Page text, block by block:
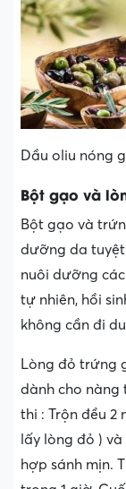
Dầu oliu nóng
Bột gạo và
Bột gạo và
dưỡng da tuyệt
nuôi dưỡng
tự nhiên, hồi
không cần đi
Lòng đỏ trứng
dành cho nàng
thi : Trộn đều 2
lấy lòng đỏ )
hợp sánh mịn.